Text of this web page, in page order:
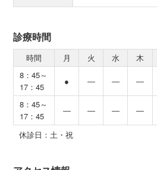
診療時間
時間 月 火 水 木
8：45～
17：45
● ― ― ―
8：45～
17：45
― ― ― ―
休診日：土・祝